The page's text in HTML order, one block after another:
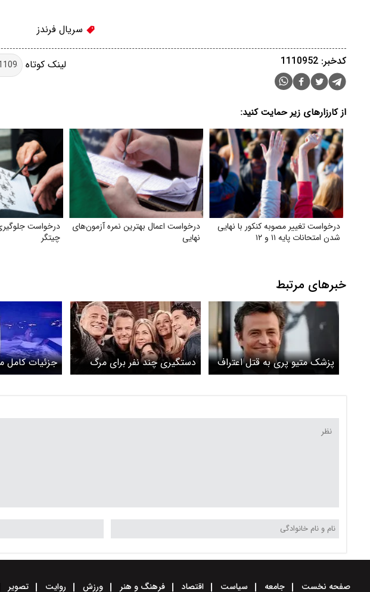
سریال فرندز
لینک کوتاه کدخبر: 1110952
از کارزارهای زیر حمایت کنید:
درخواست تغییر مصوبه کنکور با نهایی
شدن امتحانات پایه ۱۱ و ۱۲
درخواست اعمال بهترین نمره آزمون‌های
نهایی
درخواست
چیتگر
خبرهای مرتبط
پزشک متیو پری به قتل اعتراف
کرد؟
دستگیری چند نفر برای مرگ
بازیگر فرندز
جزئیات کامل
بازیگر سریال friends
صفحه نخست جامعه سیاست اقتصاد فرهنگ و هنر ورزش روایت تصویر